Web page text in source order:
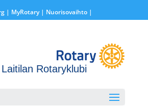
| MyRotary | Nuorisovaihto|
Laitilan Rotaryklubi